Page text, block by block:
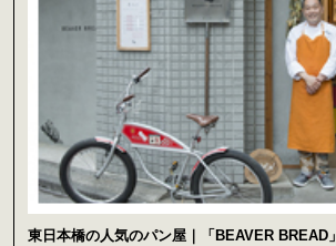
東日本橋の人気のパン屋｜「BEAVER BREAD」